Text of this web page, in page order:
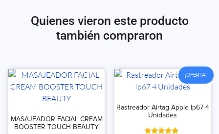
Quienes vieron este producto
también compraron
MASAJEADOR FACIAL CREAM
BOOSTER TOUCH BEAUTY
¡OFERTA!
Rastreador Airtag Apple Ip67 4
Unidades